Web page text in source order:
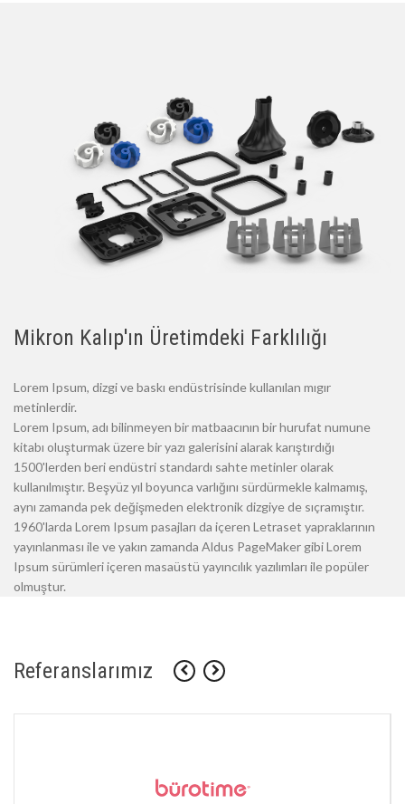
Mikron Kalıp'ın Üretimdeki Farklılığı
Lorem Ipsum, dizgi ve baskı endüstrisinde kullanılan mıgır
metinlerdir.
Lorem Ipsum, adı bilinmeyen bir matbaacının bir hurufat numune
kitabı oluşturmak üzere bir yazı galerisini alarak karıştırdığı
1500'lerden beri endüstri standardı sahte metinler olarak
kullanılmıştır. Beşyüz yıl boyunca varlığını sürdürmekle kalmamış,
aynı zamanda pek değişmeden elektronik dizgiye de sıçramıştır.
1960'larda Lorem Ipsum pasajları da içeren Letraset yapraklarının
yayınlanması ile ve yakın zamanda Aldus PageMaker gibi Lorem
Ipsum sürümleri içeren masaüstü yayıncılık yazılımları ile popüler
olmuştur.
Referanslarımız